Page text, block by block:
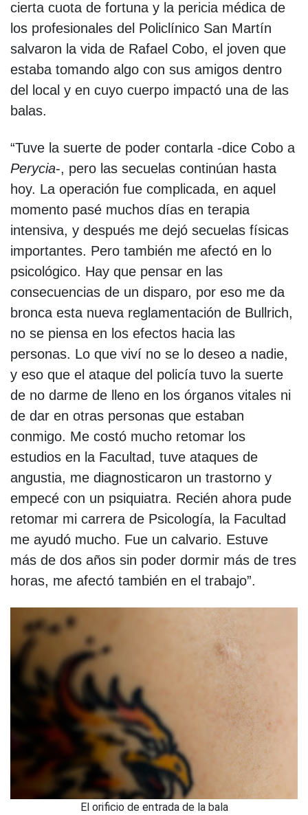
cierta cuota de fortuna y la pericia médica de
los profesionales del Policlínico San Martín
salvaron la vida de Rafael Cobo, el joven que
estaba tomando algo con sus amigos dentro
del local y en cuyo cuerpo impactó una de las
balas.
“Tuve la suerte de poder contarla -dice Cobo a
Perycia-, pero las secuelas continúan hasta
hoy. La operación fue complicada, en aquel
momento pasé muchos días en terapia
intensiva, y después me dejó secuelas físicas
importantes. Pero también me afectó en lo
psicológico. Hay que pensar en las
consecuencias de un disparo, por eso me da
bronca esta nueva reglamentación de Bullrich,
no se piensa en los efectos hacia las
personas. Lo que viví no se lo deseo a nadie,
y eso que el ataque del policía tuvo la suerte
de no darme de lleno en los órganos vitales ni
de dar en otras personas que estaban
conmigo. Me costó mucho retomar los
estudios en la Facultad, tuve ataques de
angustia, me diagnosticaron un trastorno y
empecé con un psiquiatra. Recién ahora pude
retomar mi carrera de Psicología, la Facultad
me ayudó mucho. Fue un calvario. Estuve
más de dos años sin poder dormir más de tres
horas, me afectó también en el trabajo”.
El orificio de entrada de la bala